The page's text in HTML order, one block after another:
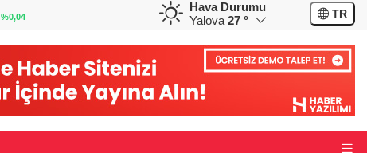
%0,20 %0,23
CHF
58,9761
Hava Durumu
Yalova 27 ° TR